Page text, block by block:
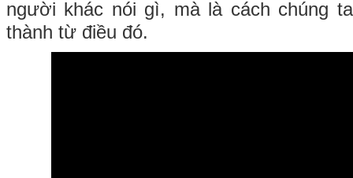
người khác nói gì, mà là cách chúng
thành từ điều đó.